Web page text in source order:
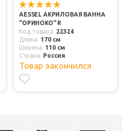
AESSEL АКРИЛОВАЯ ВАННА
"ОРИНОКО" R
Код товара
22324
Длина
170 см
Ширина
110 см
Страна
Россия
Товар закончился